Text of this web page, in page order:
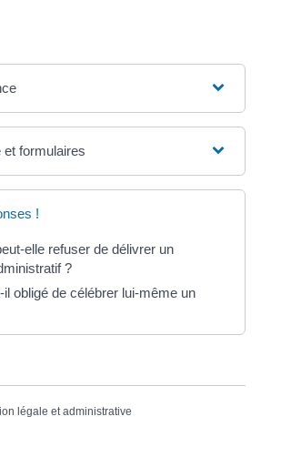
et formulaires
!
elle refuser de délivrer un
?
il obligé de célébrer lui-même un
légale et administrative